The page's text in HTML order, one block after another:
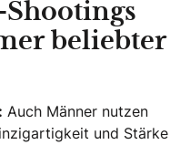
beliebter
Auch Männer nutzen
und Stärke